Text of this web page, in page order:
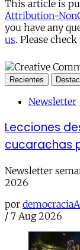
This article is
Attribution-
you have any
us. Please
Recientes
Newsletter
Lecciones
cucarachas
Newsletter
2026
por
/ 7 Aug 2026